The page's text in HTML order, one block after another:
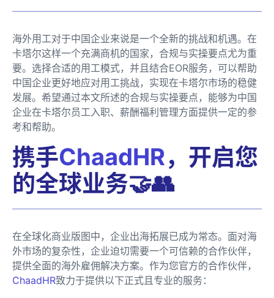
海外用工对于中国企业来说是一个全新的挑战和机遇。在
卡塔尔这样一个充满商机的国家，合规与实操要点尤为重
要。选择合适的用工模式，并且结合EOR服务，可以帮助
中国企业更好地应对用工挑战，实现在卡塔尔市场的稳健
发展。希望通过本文所述的合规与实操要点，能够为中国
企业在卡塔尔员工入职、薪酬福利管理方面提供一定的参
考和帮助。
携手ChaadHR，开启您
的全球业务🤝👥
在全球化商业版图中，企业出海拓展已成为常态。面对海
外市场的复杂性，企业迫切需要一个可信赖的合作伙伴，
提供全面的海外雇佣解决方案。作为您官方的合作伙伴，
ChaadHR致力于提供以下正式且专业的服务：